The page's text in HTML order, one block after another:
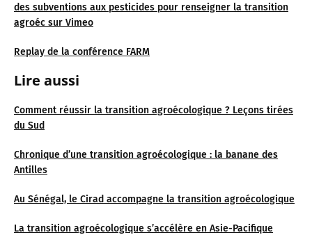
des subventions aux pesticides pour renseigner la transition
agroéc sur Vimeo
Replay de la conférence FARM
Lire aussi
Comment réussir la transition agroécologique ? Leçons tirées
du Sud
Chronique d’une transition agroécologique : la banane des
Antilles
Au Sénégal, le Cirad accompagne la transition agroécologique
La transition agroécologique s’accélère en Asie-Pacifique